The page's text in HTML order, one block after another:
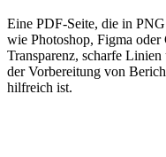
Eine PDF-Seite, die in
wie Photoshop, Figma oder
Transparenz, scharfe
der Vorbereitung von
hilfreich ist.